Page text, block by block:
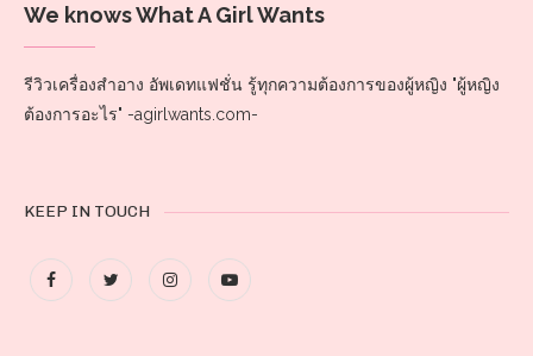
We knows What A Girl Wants
รีวิวเครื่องสำอาง อัพเดทแฟชั่น รู้ทุกความต้องการของผู้หญิง "ผู้หญิง
ต้องการอะไร" -agirlwants.com-
KEEP IN TOUCH